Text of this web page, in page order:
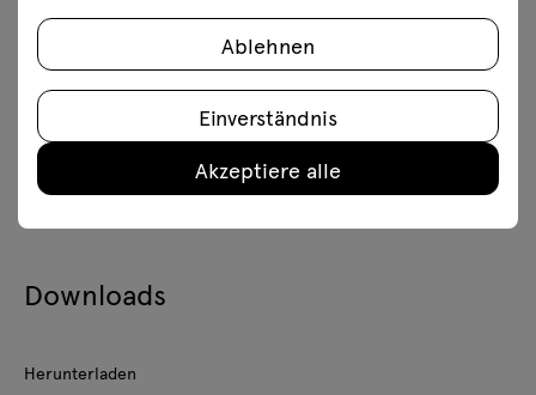
Ausführungen
Ökologie
Downloads
Herunterladen
Ablehnen
Einverständnis
Akzeptiere alle